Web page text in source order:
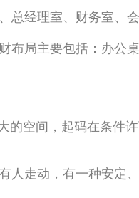
经理室、财务室、
局主要包括：办公
空间，起码在条件
走动，有一种安定